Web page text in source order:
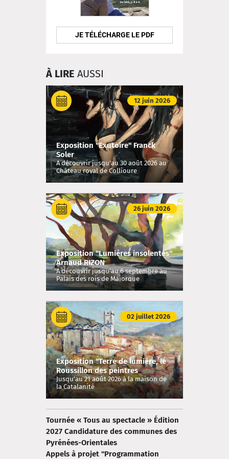
JE TÉLÉCHARGE LE PDF
À LIRE AUSSI
12 juin 2026
Exposition "Exutoire" Franck
Soler
A découvrir jusqu'au 30 août 2026 au
Château royal de Collioure
26 juin 2026
Exposition "Lumières insolentes"
Arnaud RIZON
A découvrir jusqu'au 6 septembre au
Palais des rois de Majorque
02 juillet 2026
Exposition "Terre de lumière, le
Roussillon des peintres
modernes"
Jusqu'au 21 août 2026 à la maison de
la Catalanité
Tournée « Tous au spectacle » Édition
2027 Candidature des communes des
Pyrénées-Orientales
Appels à projet "Programmation